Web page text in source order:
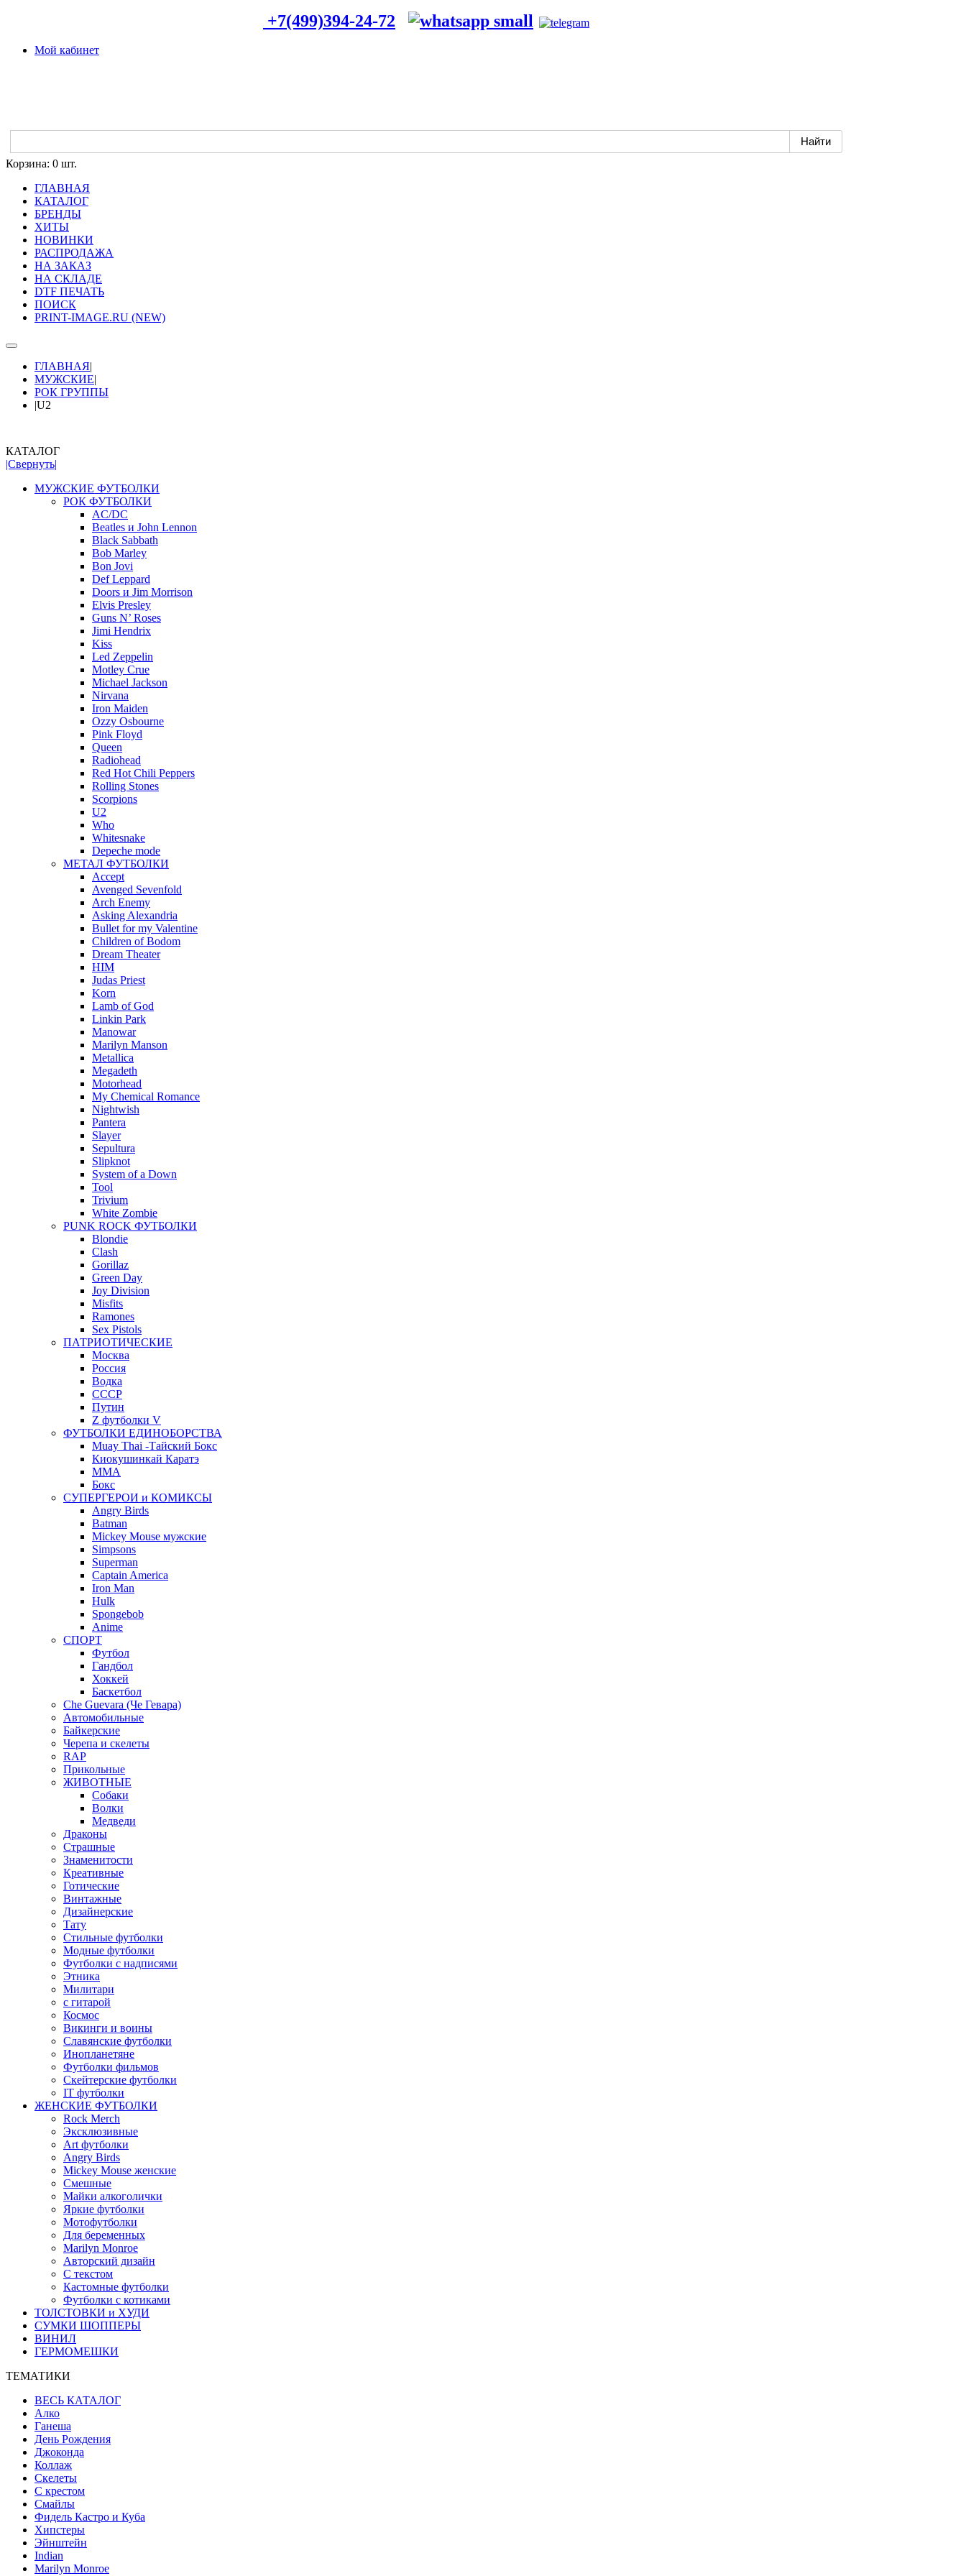
+7(499)394-24-72
Мой кабинет
Корзина: 0 шт.
ГЛАВНАЯ
КАТАЛОГ
БРЕНДЫ
ХИТЫ
НОВИНКИ
РАСПРОДАЖА
НА ЗАКАЗ
НА СКЛАДЕ
DTF ПЕЧАТЬ
ПОИСК
PRINT-IMAGE.RU (NEW)
ГЛАВНАЯ|
МУЖСКИЕ|
РОК ГРУППЫ
|U2
КАТАЛОГ
|Свернуть|
МУЖСКИЕ ФУТБОЛКИ
РОК ФУТБОЛКИ
AC/DC
Beatles и John Lennon
Black Sabbath
Bob Marley
Bon Jovi
Def Leppard
Doors и Jim Morrison
Elvis Presley
Guns N’ Roses
Jimi Hendrix
Kiss
Led Zeppelin
Motley Crue
Michael Jackson
Nirvana
Iron Maiden
Ozzy Osbourne
Pink Floyd
Queen
Radiohead
Red Hot Chili Peppers
Rolling Stones
Scorpions
U2
Who
Whitesnake
Depeche mode
МЕТАЛ ФУТБОЛКИ
Accept
Avenged Sevenfold
Arch Enemy
Asking Alexandria
Bullet for my Valentine
Children of Bodom
Dream Theater
HIM
Judas Priest
Korn
Lamb of God
Linkin Park
Manowar
Marilyn Manson
Metallica
Megadeth
Motorhead
My Chemical Romance
Nightwish
Pantera
Slayer
Sepultura
Slipknot
System of a Down
Tool
Trivium
White Zombie
PUNK ROCK ФУТБОЛКИ
Blondie
Clash
Gorillaz
Green Day
Joy Division
Misfits
Ramones
Sex Pistols
ПАТРИОТИЧЕСКИЕ
Москва
Россия
Водка
СССР
Путин
Z футболки V
ФУТБОЛКИ ЕДИНОБОРСТВА
Muay Thai -Тайский Бокс
Киокушинкай Каратэ
MMA
Бокс
СУПЕРГЕРОИ и КОМИКСЫ
Angry Birds
Batman
Mickey Mouse мужские
Simpsons
Superman
Captain America
Iron Man
Hulk
Spongebob
Anime
СПОРТ
Футбол
Гандбол
Хоккей
Баскетбол
Che Guevara (Че Гевара)
Автомобильные
Байкерские
Черепа и скелеты
RAP
Прикольные
ЖИВОТНЫЕ
Собаки
Волки
Медведи
Драконы
Страшные
Знаменитости
Креативные
Готические
Винтажные
Дизайнерские
Тату
Стильные футболки
Модные футболки
Футболки с надписями
Этника
Милитари
с гитарой
Космос
Викинги и воины
Славянские футболки
Инопланетяне
Футболки фильмов
Скейтерские футболки
IT футболки
ЖЕНСКИЕ ФУТБОЛКИ
Rock Merch
Эксклюзивные
Art футболки
Angry Birds
Mickey Mouse женские
Смешные
Майки алкоголички
Яркие футболки
Мотофутболки
Для беременных
Marilyn Monroe
Авторский дизайн
С текстом
Кастомные футболки
Футболки с котиками
ТОЛСТОВКИ и ХУДИ
СУМКИ ШОППЕРЫ
ВИНИЛ
ГЕРМОМЕШКИ
ТЕМАТИКИ
ВЕСЬ КАТАЛОГ
Алко
Ганеша
День Рождения
Джоконда
Коллаж
Скелеты
С крестом
Смайлы
Фидель Кастро и Куба
Хипстеры
Эйнштейн
Indian
Marilyn Monroe